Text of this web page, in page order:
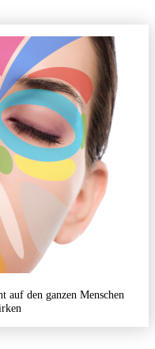
auf den ganzen Menschen